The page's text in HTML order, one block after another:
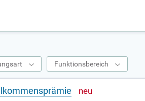
Funktionsbereich